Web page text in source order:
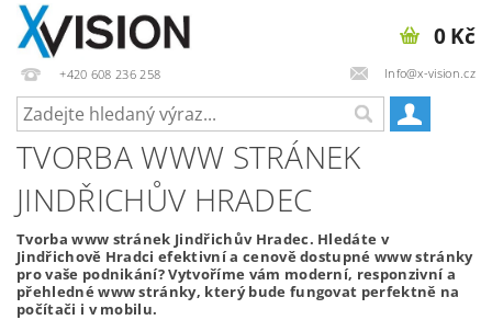
+420 608 236 258 Info@x-vision.cz
0 Kč
TVORBA WWW STRÁNEK
JINDŘICHŮV HRADEC
Tvorba www stránek Jindřichův Hradec. Hledáte v
Jindřichově Hradci efektivní a cenově dostupné www stránky
pro vaše podnikání? Vytvoříme vám moderní, responzivní a
přehledné www stránky, který bude fungovat perfektně na
počítači i v mobilu.